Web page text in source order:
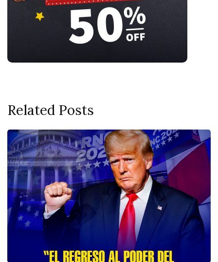
Related Posts